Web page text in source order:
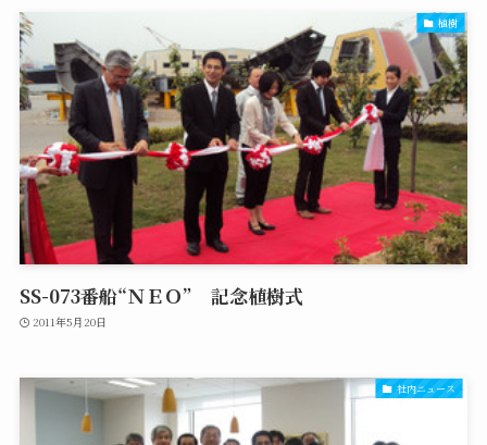
植樹
SS-073番船“ＮＥＯ” 記念植樹式
2011年5月20日
社内ニュース